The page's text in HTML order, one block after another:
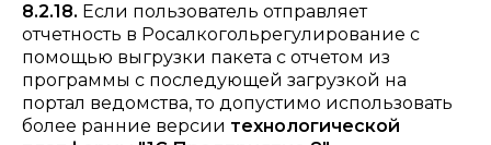
8.2.18. Если пользователь отправляет
отчетность в Росалкогольрегулирование с
помощью выгрузки пакета с отчетом из
программы с последующей загрузкой на
портал ведомства, то допустимо использовать
более ранние версии технологической